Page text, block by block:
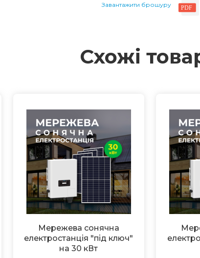
Завантажити брошуру
Схожі
Мережева сонячна
електростанція "під ключ"
на 30 кВт